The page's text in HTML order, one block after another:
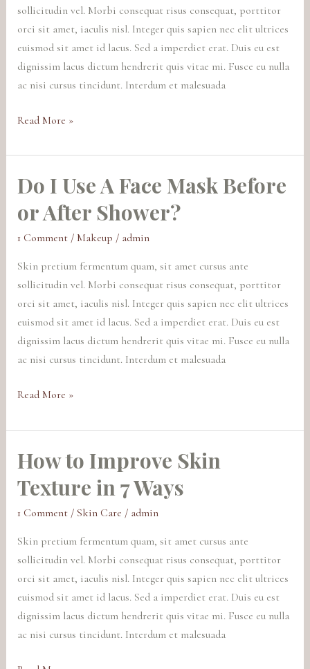
sollicitudin vel. Morbi consequat risus consequat, porttitor
orci sit amet, iaculis nisl. Integer quis sapien nec elit ultrices
euismod sit amet id lacus. Sed a imperdiet erat. Duis eu est
dignissim lacus dictum hendrerit quis vitae mi. Fusce eu nulla
ac nisi cursus tincidunt. Interdum et malesuada
Care
Routine
Read More »
Do I Use A Face Mask Before
or After Shower?
1 Comment / Makeup / admin
Skin pretium fermentum quam, sit amet cursus ante
sollicitudin vel. Morbi consequat risus consequat, porttitor
orci sit amet, iaculis nisl. Integer quis sapien nec elit ultrices
euismod sit amet id lacus. Sed a imperdiet erat. Duis eu est
dignissim lacus dictum hendrerit quis vitae mi. Fusce eu nulla
ac nisi cursus tincidunt. Interdum et malesuada
Do
Use
A
Mask
Before
or
After
Shower?
Read More »
How to Improve Skin
Texture in 7 Ways
1 Comment / Skin Care / admin
Skin pretium fermentum quam, sit amet cursus ante
sollicitudin vel. Morbi consequat risus consequat, porttitor
orci sit amet, iaculis nisl. Integer quis sapien nec elit ultrices
euismod sit amet id lacus. Sed a imperdiet erat. Duis eu est
dignissim lacus dictum hendrerit quis vitae mi. Fusce eu nulla
ac nisi cursus tincidunt. Interdum et malesuada
How
Improve
Skin
in
7
Ways